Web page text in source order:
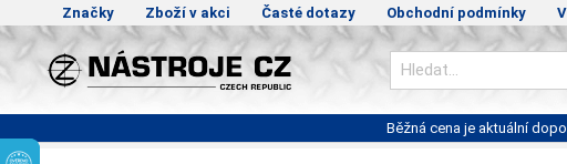
Značky Zboží v akci Časté dotazy Obchodní podmínky
Běžná cena je aktuální